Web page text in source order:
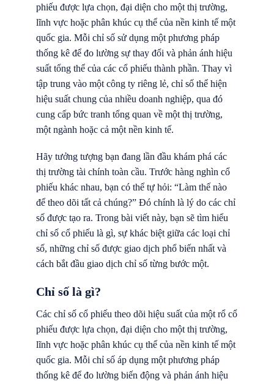
phiếu được lựa chọn, đại diện cho một thị trường,
lĩnh vực hoặc phân khúc cụ thể của nền kinh tế một
quốc gia. Mỗi chỉ số sử dụng một phương pháp
thống kê để đo lường sự thay đổi và phản ánh hiệu
suất tổng thể của các cổ phiếu thành phần. Thay vì
tập trung vào một công ty riêng lẻ, chỉ số thể hiện
hiệu suất chung của nhiều doanh nghiệp, qua đó
cung cấp bức tranh tổng quan về một thị trường,
một ngành hoặc cả một nền kinh tế.
Hãy tưởng tượng bạn đang lần đầu khám phá các
thị trường tài chính toàn cầu. Trước hàng nghìn cổ
phiếu khác nhau, bạn có thể tự hỏi: “Làm thế nào
để theo dõi tất cả chúng?” Đó chính là lý do các chỉ
số được tạo ra. Trong bài viết này, bạn sẽ tìm hiểu
chỉ số cổ phiếu là gì, sự khác biệt giữa các loại chỉ
số, những chỉ số được giao dịch phổ biến nhất và
cách bắt đầu giao dịch chỉ số từng bước một.
Chỉ số là gì?
Các chỉ số cổ phiếu theo dõi hiệu suất của một rổ cổ
phiếu được lựa chọn, đại diện cho một thị trường,
lĩnh vực hoặc phân khúc cụ thể của nền kinh tế một
quốc gia. Mỗi chỉ số áp dụng một phương pháp
thống kê để đo lường biến động và phản ánh hiệu